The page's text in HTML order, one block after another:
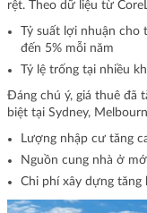
rệt. Theo dữ liệu từ
Tỷ suất lợi nhuận
đến 5% mỗi năm
Tỷ lệ trống tại nhiều
Đáng chú ý, giá thuê đã
biệt tại Sydney,
Lượng nhập cư tăng
Nguồn cung nhà ở
Chi phí xây dựng